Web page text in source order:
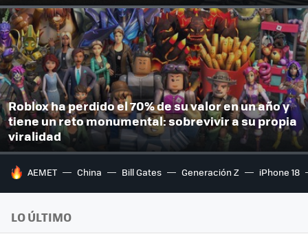
Roblox ha perdido el 70% de su valor en un año y
tiene un reto monumental: sobrevivir a su propia
viralidad
HOY SE HABLA DE
AEMET China Bill Gates Generación Z iPhone 18
LO ÚLTIMO